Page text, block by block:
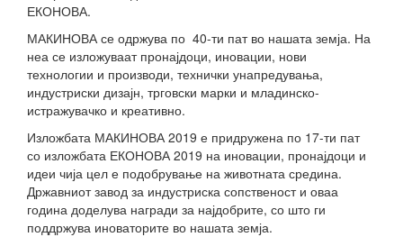
ЕКОНОВА.
МАКИНОВА се одржува по 40-ти пат во нашата земја. На
неа се изложуваат пронајдоци, иновации, нови
технологии и производи, технички унапредувања,
индустриски дизајн, трговски марки и младинско-
истражувачко и креативно.
Изложбата МАКИНОВА 2019 е придружена по 17-ти пат
со изложбата ЕКОНОВА 2019 на иновации, пронајдоци и
идеи чија цел е подобрување на животната средина.
Државниот завод за индустриска сопственост и оваа
година доделува награди за најдобрите, со што ги
поддржува иноваторите во нашата земја.